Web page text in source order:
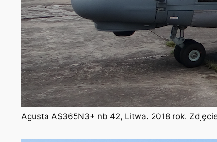
Agusta AS365N3+ nb 42, Litwa. 2018 rok.